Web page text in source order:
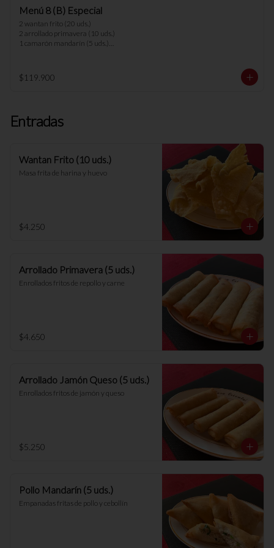
8 arroz chaufan
*nota: no se pueden hacer cambios en los
menús.
Menú 8 (B) Especial
2 wantan frito (20 uds.)
2 arrollado primavera (10 uds.)
1 camarón mandarín (5 uds.)
1 chapsui vegetariano
1 arrollado de marisco
$119.900
Entradas
Wantan Frito (10 uds.)
Masa frita de harina y huevo
$4.250
Arrollado Primavera (5 uds.)
Enrollados fritos de repollo y carne
$4.650
Arrollado Jamón Queso (5 uds.)
Enrollados fritos de jamón y queso
$5.250
Pollo Mandarín (5 uds.)
Empanadas fritas de pollo y cebollín